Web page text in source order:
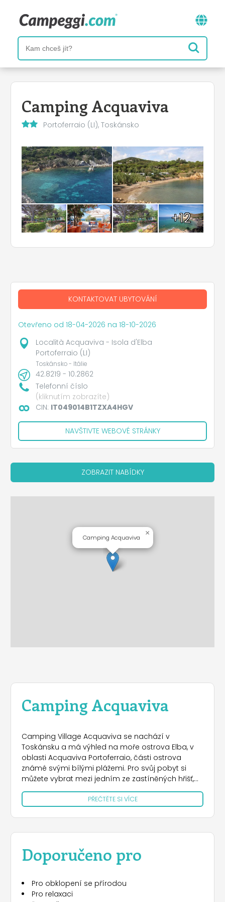
Camping Acquaviva
Portoferraio (LI), Toskánsko
+12
Camping Acquaviva
Camping Village Acquaviva se nachází v
Toskánsku a má výhled na moře ostrova Elba, v
oblasti Acquaviva Portoferraio, části ostrova
známé svými bílými plážemi. Pro svůj pobyt si
můžete vybrat mezi jedním ze zastíněných hřišť,
kam se vejdou stany, karavany a karavany.
Některé se nacházejí přímo u moře, zatímco jiné
mají panoramatickou polohu a jsou obklopeny
přírodou. Alternativně se můžete rozhodnout pro
chaty navržené pro dvě až pět osob, plně
prádlem, některé s výhledem na moře, jak ve
standardní verzi, tak ve verzi tzv. top line, se
také bungalovy/chaty, také vybavené a s krytou
verandou, které se nacházejí kousek od moře.
PŘEČTĚTE SI VÍCE
Doporučeno pro
Pro obklopení se přírodou
Pro relaxaci
KONTAKTOVAT UBYTOVÁNÍ
Otevřeno od 18-04-2026 na 18-10-2026
Località Acquaviva - Isola d'Elba
Portoferraio (LI)
Toskánsko - Itálie
42.8219 - 10.2862
Telefonní číslo
(kliknutím zobrazíte)
CIN: IT049014B1TZXA4HGV
NAVŠTIVTE WEBOVÉ STRÁNKY
ZOBRAZIT NABÍDKY
Camping Acquaviva
×